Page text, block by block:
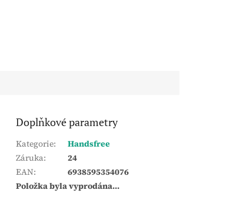
Doplňkové parametry
Kategorie:
Handsfree
Záruka:
24
EAN:
6938595354076
Položka byla vyprodána…